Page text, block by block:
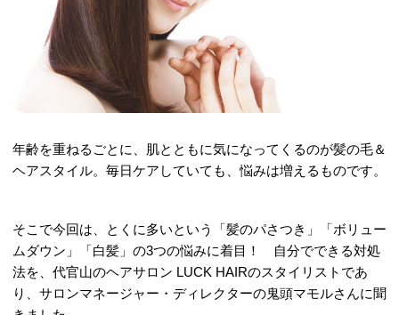
年齢を重ねるごとに、肌とともに気になってくるのが髪の毛＆
ヘアスタイル。毎日ケアしていても、悩みは増えるものです。
そこで今回は、とくに多いという「髪のパさつき」「ボリュー
ムダウン」「白髪」の3つの悩みに着目！ 自分でできる対処
法を、代官山のヘアサロン LUCK HAIRのスタイリストであ
り、サロンマネージャー・ディレクターの鬼頭マモルさんに聞